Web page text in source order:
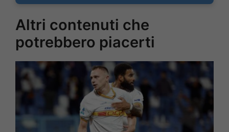
Altri contenuti che
potrebbero piacerti